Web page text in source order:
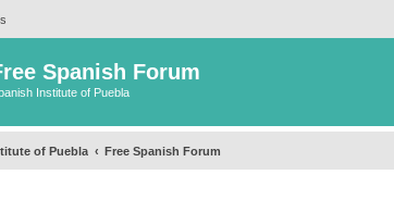
Spanish Forum
Institute of Puebla
of Puebla Free Spanish Forum